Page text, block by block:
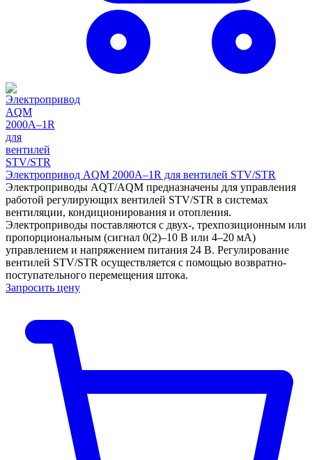
Электропривод AQM 2000А–1R для вентилей STV/STR
Электроприводы AQT/AQM предназначены для управления
работой регулирующих вентилей STV/STR в системах
вентиляции, кондиционирования и отопления.
Электроприводы поставляются с двух-, трехпозиционным или
пропорциональным (сигнал 0(2)–10 В или 4–20 мА)
управлением и напряжением питания 24 В. Регулирование
вентилей STV/STR осуществляется с помощью возвратно-
поступательного перемещения штока.
Запросить цену